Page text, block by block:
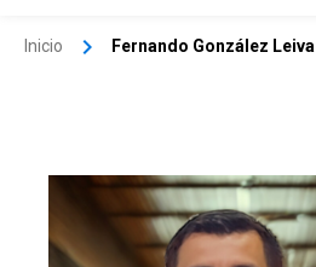
Inicio Fernando González Leiva